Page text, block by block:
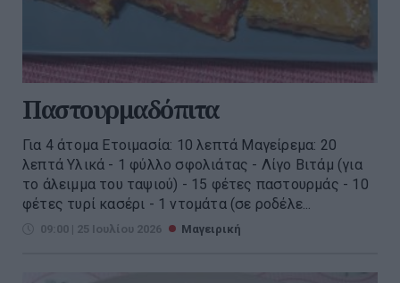
Παστουρμαδόπιτα
Για 4 άτομα Ετοιμασία: 10 λεπτά Μαγείρεμα: 20
λεπτά Υλικά - 1 φύλλο σφολιάτας - Λίγο Βιτάμ (για
το άλειμμα του ταψιού) - 15 φέτες παστουρμάς - 10
φέτες τυρί κασέρι - 1 ντομάτα (σε ροδέλε...
09:00 | 25 Ιουλίου 2026 Μαγειρική